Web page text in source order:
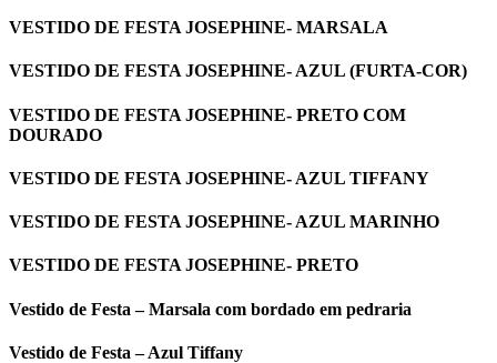
VESTIDO DE FESTA JOSEPHINE- MARSALA
VESTIDO DE FESTA JOSEPHINE- AZUL (FURTA-COR)
VESTIDO DE FESTA JOSEPHINE- PRETO COM
DOURADO
VESTIDO DE FESTA JOSEPHINE- AZUL TIFFANY
VESTIDO DE FESTA JOSEPHINE- AZUL MARINHO
VESTIDO DE FESTA JOSEPHINE- PRETO
Vestido de Festa – Marsala com bordado em pedraria
Vestido de Festa – Azul Tiffany